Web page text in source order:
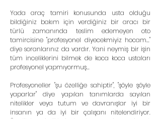
Yada araç tamiri konusunda usta olduğu
bildiğiniz bakım için verdiğiniz bir aracı bir
türlü zamanında teslim edemeyen oto
tamircisine "profesyonel diyecekmiyiz hocam..."
diye soranlarınız da vardır. Yani neymiş bir işin
tüm inceliklerini bilmek de koca koca ustaları
profesyonel yapmıyormuş...
Profesyoneller "şu özelliğe sahiptir", "şöyle şöyle
yaparlar" diye yapılan tanımlarda sayılan
nitelikler veya tutum ve davranışlar iyi bir
insanın ya da iyi bir çalışanı nitelendiriyor.